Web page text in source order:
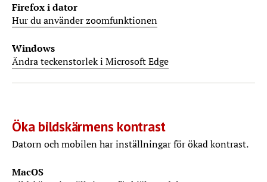
Firefox i dator
Hur du använder zoomfunktionen
Windows
Ändra teckenstorlek i Microsoft Edge
Öka bildskärmens kontrast
Datorn och mobilen har inställningar för ökad kontrast.
MacOS